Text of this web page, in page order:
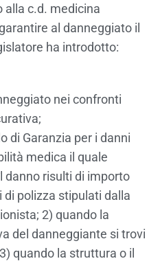
alla c.d. medicina
al danneggiato il
ha introdotto:
nei confronti
di Garanzia per i danni
medica il quale
danno risulti di importo
polizza stipulati dalla
2) quando la
del danneggiante si trovi
quando la struttura o il